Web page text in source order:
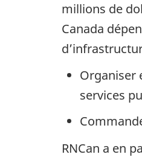
millions de
Canada
Organiser
services
RNCan a en